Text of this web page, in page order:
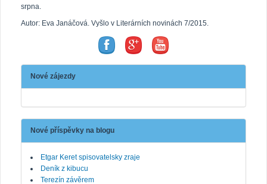
srpna.
Autor: Eva Janáčová. Vyšlo v Literárních novinách 7/2015.
Nové zájezdy
Nové příspěvky na blogu
Etgar Keret spisovatelsky zraje
Deník z kibucu
Terezín závěrem